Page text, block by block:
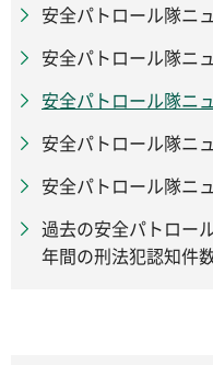
安全パトロール隊ニ
安全パトロール隊ニ
安全パトロール隊ニ
安全パトロール隊ニ
安全パトロール隊ニ
過去の安全パトロー
年間の刑法犯認知件